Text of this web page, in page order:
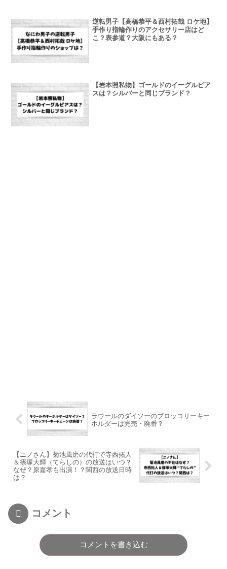
逆転男子【高橋恭平＆西村拓哉 ロケ地】
手作り指輪作りのアクセサリー店はど
こ？表参道？大阪にもある？
【岩本照私物】ゴールドのイーグルピア
スは？シルバーと同じブランド？
ラウールのダイソーのブロッコリーキー
ホルダーは完売・廃番？
【ニノさん】菊池風磨の代打で寺西拓人
＆篠塚大輝（てらしの）の放送はいつ？
なぜ？原嘉孝も出演！？関西の放送日時
は？
コメント
コメントを書き込む